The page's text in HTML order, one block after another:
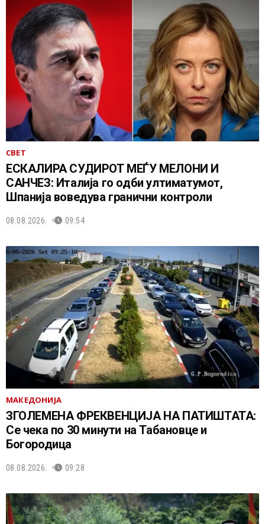
СВЕТ
ЕСКАЛИРА СУДИРОТ МЕЃУ МЕЛОНИ И
САНЧЕЗ: Италија го одби ултиматумот,
Шпанија воведува гранични контроли
08.08.2026. 09:54
МАКЕДОНИЈА
ЗГОЛЕМЕНА ФРЕКВЕНЦИЈА НА ПАТИШТАТА:
Се чека по 30 минути на Табановце и
Богородица
08.08.2026. 09:28